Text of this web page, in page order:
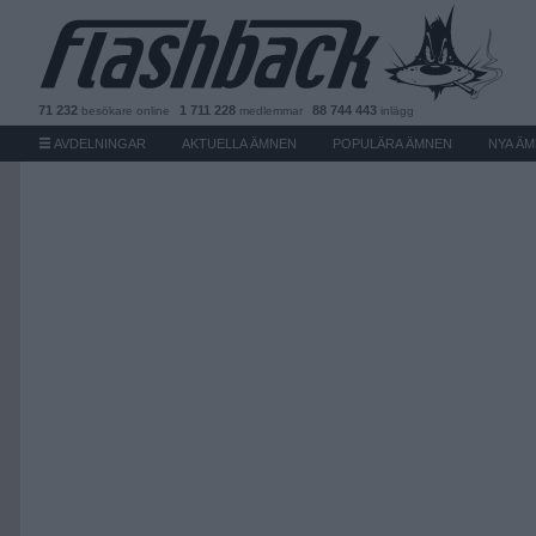
71 232 besökare online 1 711 228 medlemmar 88 744 443 inlägg
AVDELNINGAR AKTUELLA ÄMNEN POPULÄRA ÄMNEN NYA